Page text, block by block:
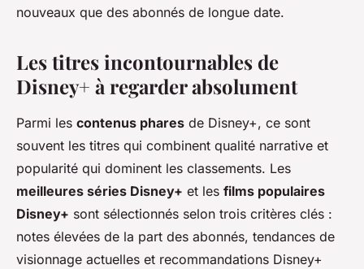
nouveaux que des abonnés de longue date.
Les titres incontournables de
Disney+ à regarder absolument
Parmi les contenus phares de Disney+, ce sont
souvent les titres qui combinent qualité narrative et
popularité qui dominent les classements. Les
meilleures séries Disney+ et les films populaires
Disney+ sont sélectionnés selon trois critères clés :
notes élevées de la part des abonnés, tendances de
visionnage actuelles et recommandations Disney+